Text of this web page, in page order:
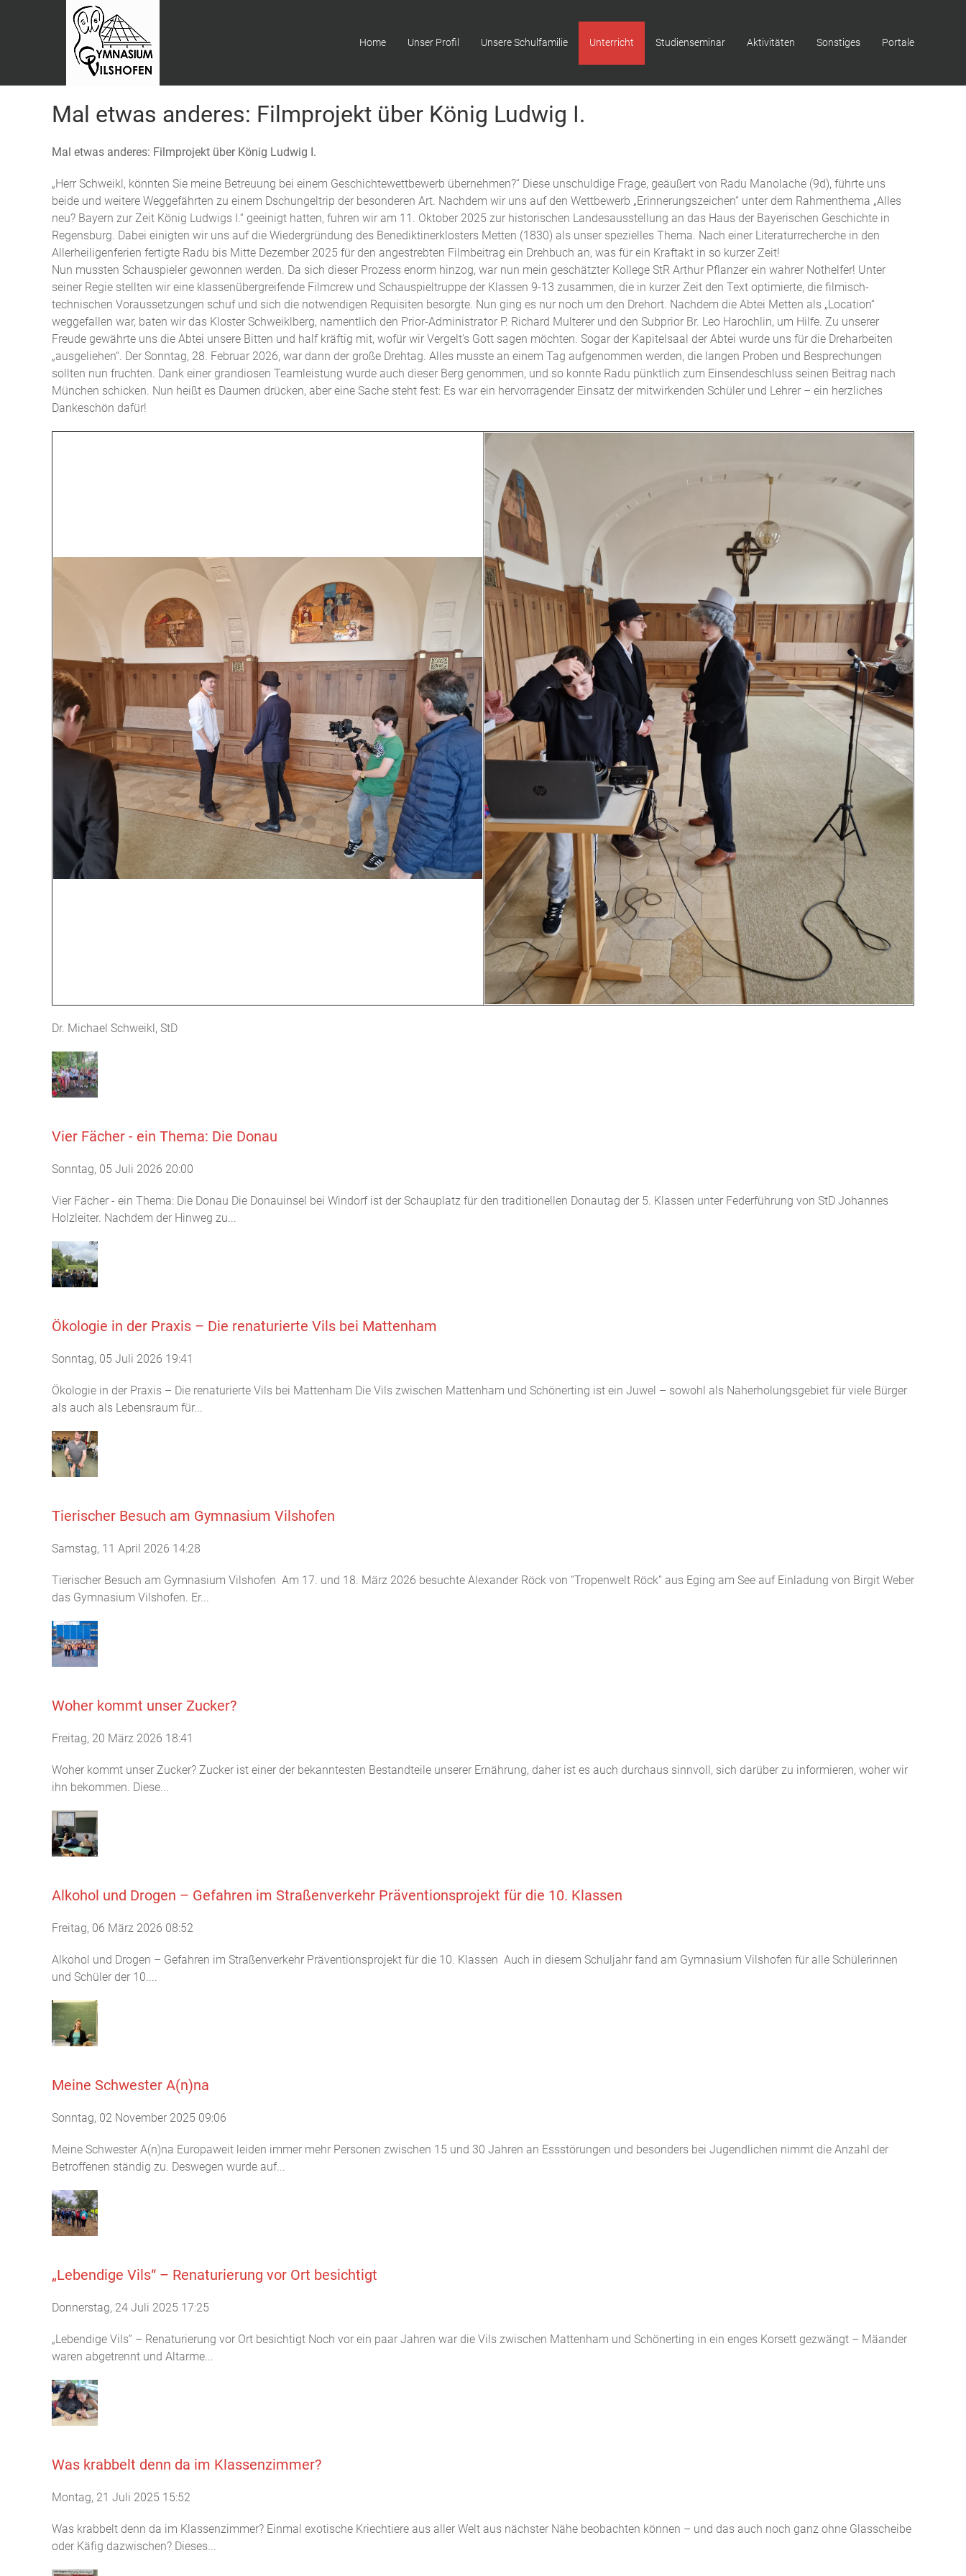
Home Unser Profil Unsere Schulfamilie Unterricht Studienseminar Aktivitäten Sonstiges Portale
Mal etwas anderes: Filmprojekt über König Ludwig I.
Mal etwas anderes: Filmprojekt über König Ludwig I.
„Herr Schweikl, könnten Sie meine Betreuung bei einem Geschichtewettbewerb übernehmen?“ Diese unschuldige Frage, geäußert von Radu Manolache (9d), führte uns
beide und weitere Weggefährten zu einem Dschungeltrip der besonderen Art. Nachdem wir uns auf den Wettbewerb „Erinnerungszeichen“ unter dem Rahmenthema „Alles
neu? Bayern zur Zeit König Ludwigs I.“ geeinigt hatten, fuhren wir am 11. Oktober 2025 zur historischen Landesausstellung an das Haus der Bayerischen Geschichte in
Regensburg. Dabei einigten wir uns auf die Wiedergründung des Benediktinerklosters Metten (1830) als unser spezielles Thema. Nach einer Literaturrecherche in den
Allerheiligenferien fertigte Radu bis Mitte Dezember 2025 für den angestrebten Filmbeitrag ein Drehbuch an, was für ein Kraftakt in so kurzer Zeit!
Nun mussten Schauspieler gewonnen werden. Da sich dieser Prozess enorm hinzog, war nun mein geschätzter Kollege StR Arthur Pflanzer ein wahrer Nothelfer! Unter
seiner Regie stellten wir eine klassenübergreifende Filmcrew und Schauspieltruppe der Klassen 9-13 zusammen, die in kurzer Zeit den Text optimierte, die filmisch-
technischen Voraussetzungen schuf und sich die notwendigen Requisiten besorgte. Nun ging es nur noch um den Drehort. Nachdem die Abtei Metten als „Location“
weggefallen war, baten wir das Kloster Schweiklberg, namentlich den Prior-Administrator P. Richard Multerer und den Subprior Br. Leo Harochlin, um Hilfe. Zu unserer
Freude gewährte uns die Abtei unsere Bitten und half kräftig mit, wofür wir Vergelt’s Gott sagen möchten. Sogar der Kapitelsaal der Abtei wurde uns für die Dreharbeiten
„ausgeliehen“. Der Sonntag, 28. Februar 2026, war dann der große Drehtag. Alles musste an einem Tag aufgenommen werden, die langen Proben und Besprechungen
sollten nun fruchten. Dank einer grandiosen Teamleistung wurde auch dieser Berg genommen, und so konnte Radu pünktlich zum Einsendeschluss seinen Beitrag nach
München schicken. Nun heißt es Daumen drücken, aber eine Sache steht fest: Es war ein hervorragender Einsatz der mitwirkenden Schüler und Lehrer – ein herzliches
Dankeschön dafür!
Dr. Michael Schweikl, StD
Vier Fächer - ein Thema: Die Donau
Sonntag, 05 Juli 2026 20:00
Vier Fächer - ein Thema: Die Donau Die Donauinsel bei Windorf ist der Schauplatz für den traditionellen Donautag der 5. Klassen unter Federführung von StD Johannes
Holzleiter. Nachdem der Hinweg zu...
Ökologie in der Praxis – Die renaturierte Vils bei Mattenham
Sonntag, 05 Juli 2026 19:41
Ökologie in der Praxis – Die renaturierte Vils bei Mattenham Die Vils zwischen Mattenham und Schönerting ist ein Juwel – sowohl als Naherholungsgebiet für viele Bürger
als auch als Lebensraum für...
Tierischer Besuch am Gymnasium Vilshofen
Samstag, 11 April 2026 14:28
Tierischer Besuch am Gymnasium Vilshofen Am 17. und 18. März 2026 besuchte Alexander Röck von “Tropenwelt Röck” aus Eging am See auf Einladung von Birgit Weber
das Gymnasium Vilshofen. Er...
Woher kommt unser Zucker?
Freitag, 20 März 2026 18:41
Woher kommt unser Zucker? Zucker ist einer der bekanntesten Bestandteile unserer Ernährung, daher ist es auch durchaus sinnvoll, sich darüber zu informieren, woher wir
ihn bekommen. Diese...
Alkohol und Drogen – Gefahren im Straßenverkehr Präventionsprojekt für die 10. Klassen
Freitag, 06 März 2026 08:52
Alkohol und Drogen – Gefahren im Straßenverkehr Präventionsprojekt für die 10. Klassen Auch in diesem Schuljahr fand am Gymnasium Vilshofen für alle Schülerinnen
und Schüler der 10....
Meine Schwester A(n)na
Sonntag, 02 November 2025 09:06
Meine Schwester A(n)na Europaweit leiden immer mehr Personen zwischen 15 und 30 Jahren an Essstörungen und besonders bei Jugendlichen nimmt die Anzahl der
Betroffenen ständig zu. Deswegen wurde auf...
„Lebendige Vils“ – Renaturierung vor Ort besichtigt
Donnerstag, 24 Juli 2025 17:25
„Lebendige Vils“ – Renaturierung vor Ort besichtigt Noch vor ein paar Jahren war die Vils zwischen Mattenham und Schönerting in ein enges Korsett gezwängt – Mäander
waren abgetrennt und Altarme...
Was krabbelt denn da im Klassenzimmer?
Montag, 21 Juli 2025 15:52
Was krabbelt denn da im Klassenzimmer? Einmal exotische Kriechtiere aus aller Welt aus nächster Nähe beobachten können – und das auch noch ganz ohne Glasscheibe
oder Käfig dazwischen? Dieses...